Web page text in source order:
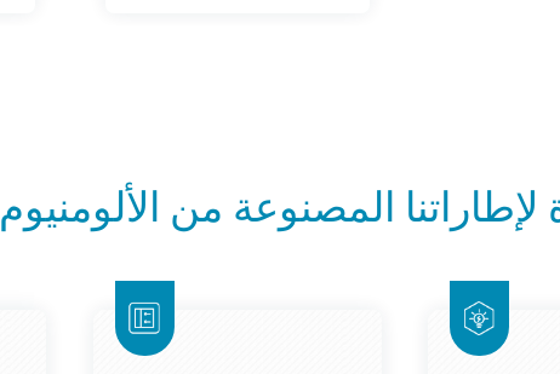
لإطاراتنا المصنوعة من الألومنيوم